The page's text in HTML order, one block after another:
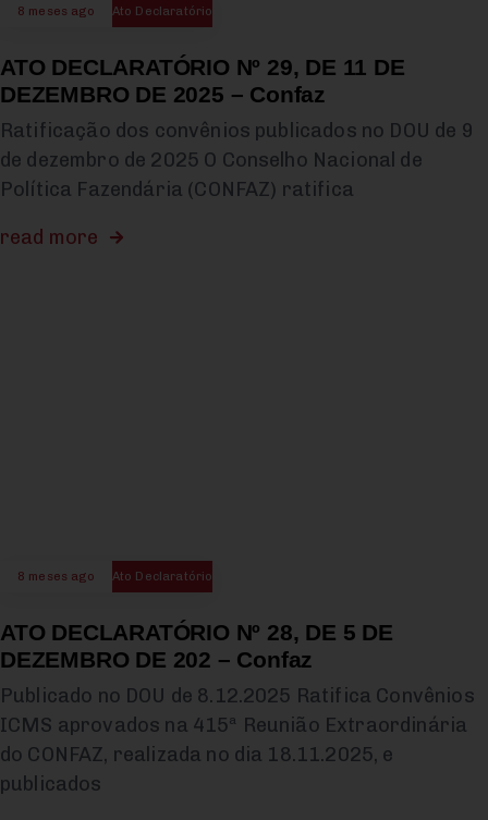
8 meses ago Ato Declaratório
ATO DECLARATÓRIO Nº 29, DE 11 DE
DEZEMBRO DE 2025 – Confaz
Ratificação dos convênios publicados no DOU de 9
de dezembro de 2025 O Conselho Nacional de
Política Fazendária (CONFAZ) ratifica
read more
8 meses ago Ato Declaratório
ATO DECLARATÓRIO Nº 28, DE 5 DE
DEZEMBRO DE 202 – Confaz
Publicado no DOU de 8.12.2025 Ratifica Convênios
ICMS aprovados na 415ª Reunião Extraordinária
do CONFAZ, realizada no dia 18.11.2025, e
publicados